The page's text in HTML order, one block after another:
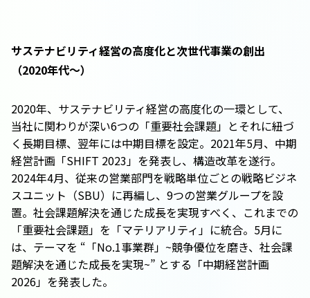
サステナビリティ経営の高度化と次世代事業の創出
（2020年代～）
2020年、サステナビリティ経営の高度化の一環として、
当社に関わりが深い6つの「重要社会課題」とそれに紐づ
く長期目標、翌年には中期目標を設定。2021年5月、中期
経営計画「SHIFT 2023」を発表し、構造改革を遂行。
2024年4月、従来の営業部門を戦略単位ごとの戦略ビジネ
スユニット（SBU）に再編し、9つの営業グループを設
置。社会課題解決を通じた成長を実現すべく、これまでの
「重要社会課題」を「マテリアリティ」に統合。5月に
は、テーマを “「No.1事業群」~競争優位を磨き、社会課
題解決を通じた成長を実現~” とする「中期経営計画
2026」を発表した。